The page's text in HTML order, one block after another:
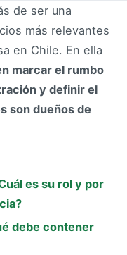
de ser una
más relevantes
en Chile. En ella
marcar el rumbo
y definir el
son dueños de
es su rol y por
debe contener